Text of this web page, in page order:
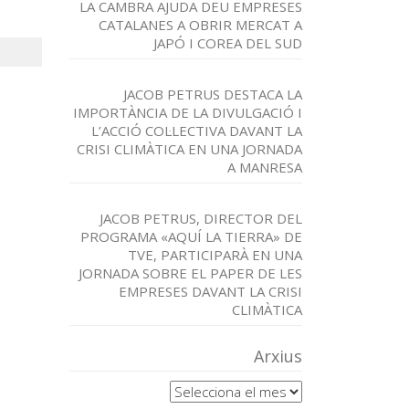
LA CAMBRA AJUDA DEU EMPRESES
CATALANES A OBRIR MERCAT A
JAPÓ I COREA DEL SUD
JACOB PETRUS DESTACA LA
IMPORTÀNCIA DE LA DIVULGACIÓ I
L’ACCIÓ COL·LECTIVA DAVANT LA
CRISI CLIMÀTICA EN UNA JORNADA
A MANRESA
JACOB PETRUS, DIRECTOR DEL
PROGRAMA «AQUÍ LA TIERRA» DE
TVE, PARTICIPARÀ EN UNA
JORNADA SOBRE EL PAPER DE LES
EMPRESES DAVANT LA CRISI
CLIMÀTICA
Arxius
Arxius